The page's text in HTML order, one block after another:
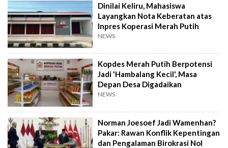
Dinilai Keliru, Mahasiswa
Layangkan Nota Keberatan atas
Inpres Koperasi Merah Putih
NEWS
Kopdes Merah Putih Berpotensi
Jadi 'Hambalang Kecil', Masa
Depan Desa Digadaikan
NEWS
Norman Joesoef Jadi Wamenhan?
Pakar: Rawan Konflik Kepentingan
dan Pengalaman Birokrasi Nol